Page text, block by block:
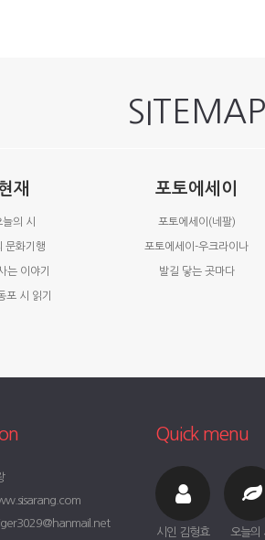
SITEMAP
재
늘의 시
문화기행
는 이야기
포 시 읽기
포토에세이
포토에세이(네팔)
포토에세이-우크라이나
발길 닿는 곳마다
Quick menu
시인 김형효 오늘의